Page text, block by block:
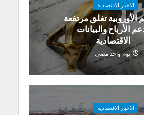
الاخبار الاقتصادية
الأوروبية تغلق مرتفعة
الأرباح والبيانات
الاقتصادية
يوم واحد مضى
الاخبار الاقتصادية